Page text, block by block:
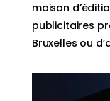
maison
publicitaires
Bruxelles ou